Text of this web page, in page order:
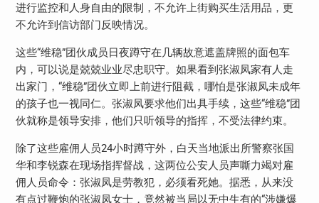
进行监控和人身自由的限制，不允许上街购买生活用品，更
不允许到信访部门反映情况。
这些“维稳”团伙成员日夜蹲守在几辆故意遮盖牌照的面包车
内，可以说是兢兢业业尽忠职守。如果看到张淑凤家有人走
出家门，“维稳”团伙立即上前进行阻截，哪怕是张淑凤未成年
的孩子也一视同仁。张淑凤要求他们出具手续，这些“维稳”团
伙就称是领导安排，他们只听领导的指挥，不受法律约束。
除了这些雇佣人员24小时蹲守外，白天当地派出所警察张国
华和李锐森在现场指挥督战，这两位公安人员声嘶力竭对雇
佣人员命令：张淑凤是劳教犯，必须看死她。据悉，从来没
有点过鞭炮的张淑凤女士，竟然被当局以无中生有的“涉嫌爆